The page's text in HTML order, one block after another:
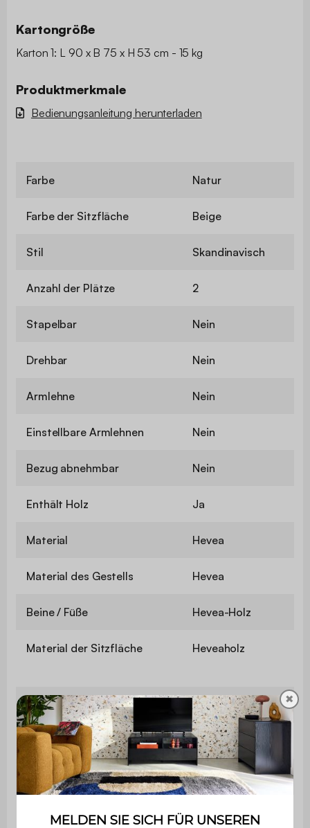
Kartongröße
Karton 1: L 90 x B 75 x H 53 cm - 15 kg
Produktmerkmale
Bedienungsanleitung herunterladen
Farbe Natur
Farbe der Sitzfläche Beige
Stil Skandinavisch
Anzahl der Plätze 2
Stapelbar Nein
Drehbar Nein
Armlehne Nein
Einstellbare Armlehnen Nein
Bezug abnehmbar Nein
Enthält Holz Ja
Material Hevea
Material des Gestells Hevea
Beine / Füße Hevea-Holz
Material der Sitzfläche Heveaholz
Sitzbezug Seil
Stuhlhöhe 79 cm
Sitzhöhe 44 cm
Sitztiefe 46 cm
✖